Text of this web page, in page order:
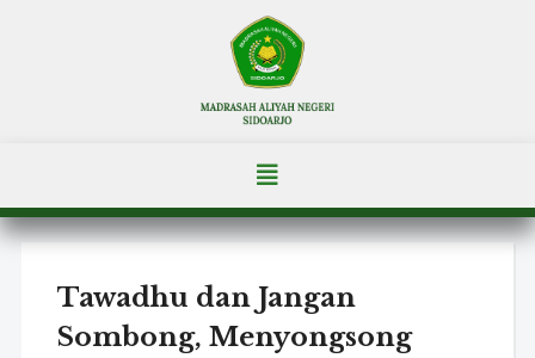
Tawadhu dan Jangan
Sombong, Menyongsong